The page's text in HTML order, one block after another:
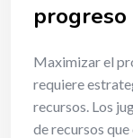
progreso
Maximizar el
requiere
recursos. Los
de recursos